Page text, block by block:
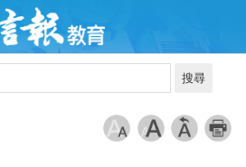
搜尋